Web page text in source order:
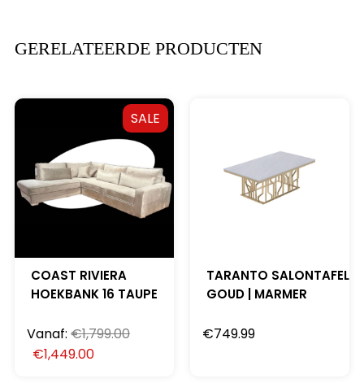
GERELATEERDE PRODUCTEN
SALE
COAST RIVIERA
HOEKBANK 16 TAUPE
Vanaf: €1,799.00
€1,449.00
TARANTO SALONTAFEL
GOUD | MARMER
€749.99